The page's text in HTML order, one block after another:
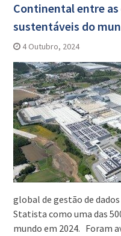
Continental entre as
sustentáveis do
4 Outubro, 2024
global de gestão de
Statista como uma das
mundo em 2024. Foram